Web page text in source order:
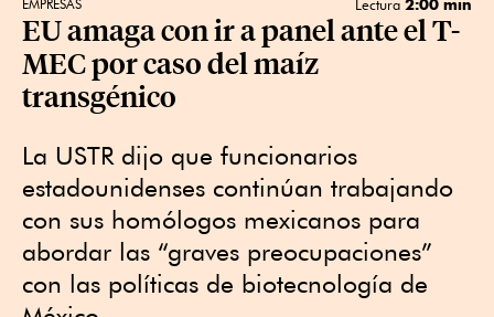
EMPRESAS Lectura 2:00 min
EU amaga con ir a panel ante el T-
MEC por caso del maíz
transgénico
La USTR dijo que funcionarios
estadounidenses continúan trabajando
con sus homólogos mexicanos para
abordar las “graves preocupaciones”
con las políticas de biotecnología de